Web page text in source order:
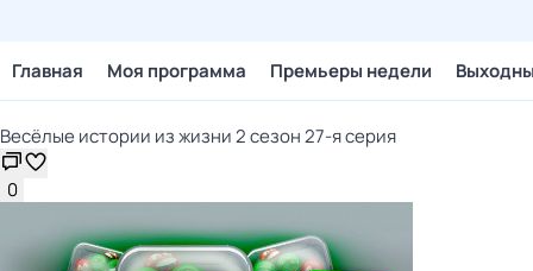
Главная Моя программа Премьеры недели
Весёлые истории из жизни 2 сезон 27-я серия
0